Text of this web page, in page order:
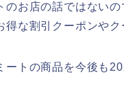
のお店の話ではない
得な割引クーポンや
ートの商品を今後も